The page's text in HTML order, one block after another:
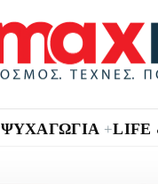
ΨΥΧΑΓΩΓΙΑ +LIFE